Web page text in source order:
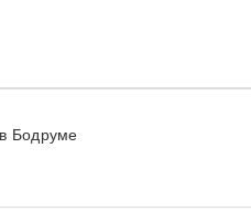
Бодруме